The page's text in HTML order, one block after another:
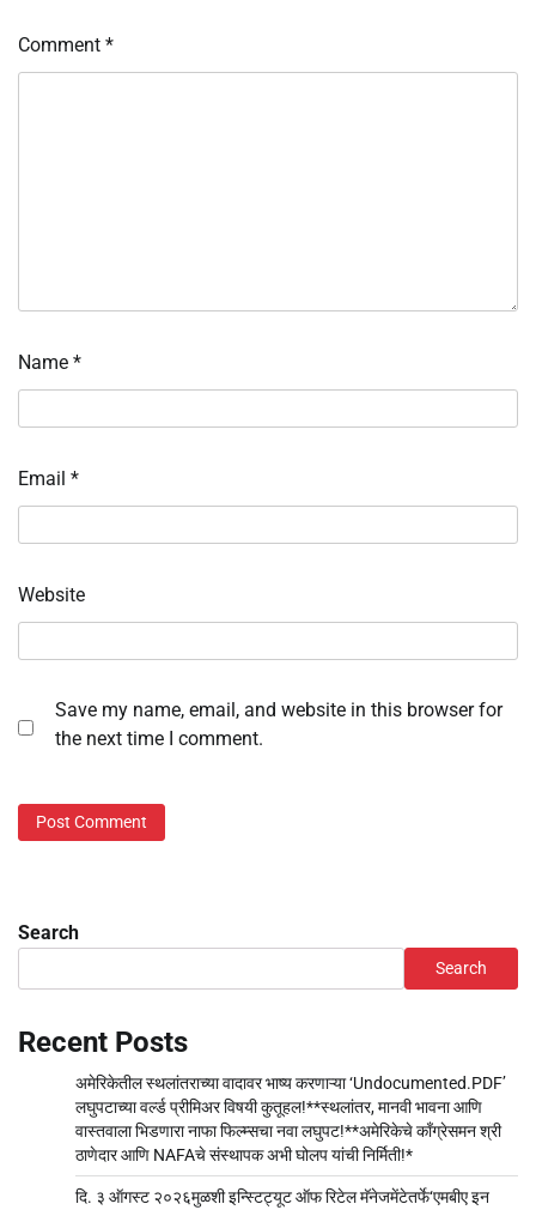
Comment *
Name *
Email *
Website
Save my name, email, and website in this browser for
the next time I comment.
Search
Search
Recent Posts
अमेरिकेतील स्थलांतराच्या वादावर भाष्य करणाऱ्या ‘Undocumented.PDF’
लघुपटाच्या वर्ल्ड प्रीमिअर विषयी कुतूहल!**स्थलांतर, मानवी भावना आणि
वास्तवाला भिडणारा नाफा फिल्म्सचा नवा लघुपट!**अमेरिकेचे काँग्रेसमन श्री
ठाणेदार आणि NAFAचे संस्थापक अभी घोलप यांची निर्मिती!*
दि. ३ ऑगस्ट २०२६मुळशी इन्स्टिट्यूट ऑफ रिटेल मॅनेजमेंटेतर्फे‘एमबीए इन